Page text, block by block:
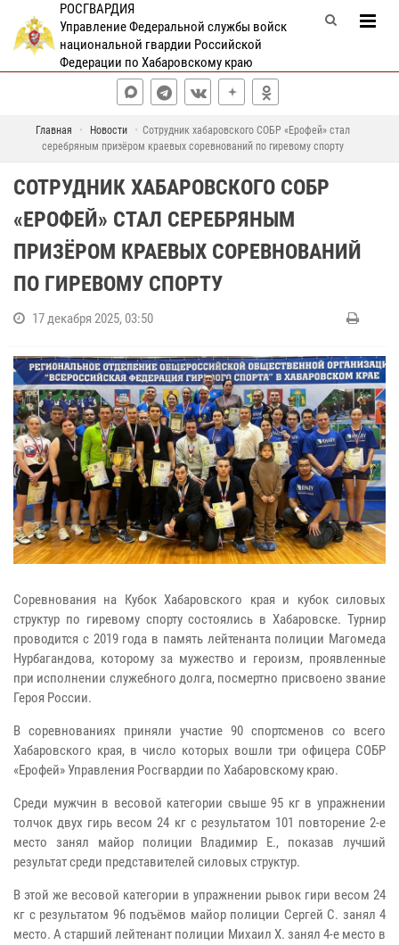
РОСГВАРДИЯ
Управление Федеральной службы войск
национальной гвардии Российской
Федерации по Хабаровскому краю
Главная Новости
Сотрудник хабаровского СОБР «Ерофей» стал
серебряным призёром краевых соревнований по гиревому спорту
СОТРУДНИК ХАБАРОВСКОГО СОБР
«ЕРОФЕЙ» СТАЛ СЕРЕБРЯНЫМ
ПРИЗЁРОМ КРАЕВЫХ СОРЕВНОВАНИЙ
ПО ГИРЕВОМУ СПОРТУ
17 декабря 2025, 03:50
Соревнования на Кубок Хабаровского края и кубок силовых
структур по гиревому спорту состоялись в Хабаровске. Турнир
проводится с 2019 года в память лейтенанта полиции Магомеда
Нурбагандова, которому за мужество и героизм, проявленные
при исполнении служебного долга, посмертно присвоено звание
Героя России.
В соревнованиях приняли участие 90 спортсменов со всего
Хабаровского края, в число которых вошли три офицера СОБР
«Ерофей» Управления Росгвардии по Хабаровскому краю.
Среди мужчин в весовой категории свыше 95 кг в упражнении
толчок двух гирь весом 24 кг с результатом 101 повторение 2-е
место занял майор полиции Владимир Е., показав лучший
результат среди представителей силовых структур.
В этой же весовой категории в упражнении рывок гири весом 24
кг с результатом 96 подъёмов майор полиции Сергей С. занял 4
место. А старший лейтенант полиции Михаил Х. занял 4-е место в